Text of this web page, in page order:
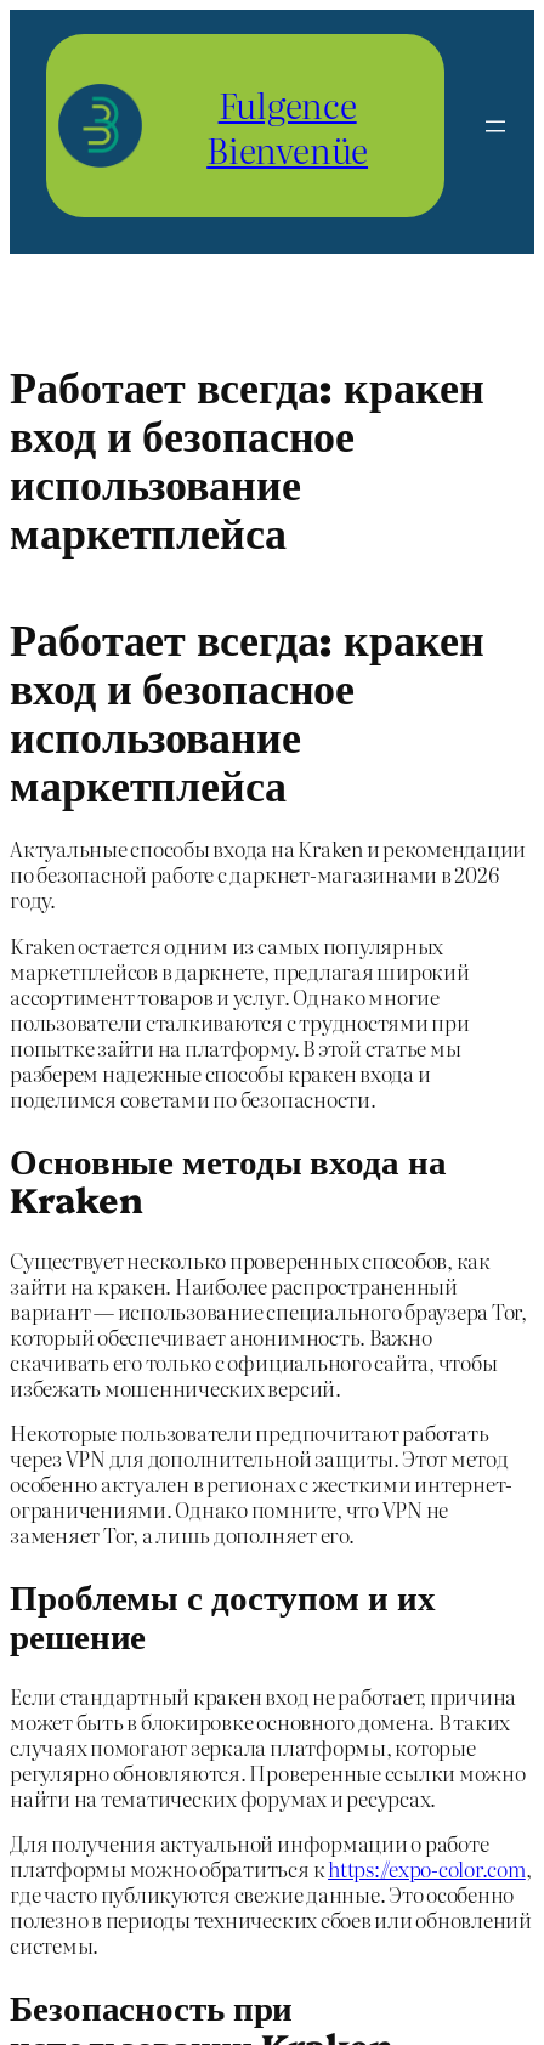
contenu
Fulgence
Bienvenüe
Работает всегда: кракен
вход и безопасное
использование
маркетплейса
Работает всегда: кракен
вход и безопасное
использование
маркетплейса
Актуальные способы входа на Kraken и рекомендации
по безопасной работе с даркнет-магазинами в 2026
году.
Kraken остается одним из самых популярных
маркетплейсов в даркнете, предлагая широкий
ассортимент товаров и услуг. Однако многие
пользователи сталкиваются с трудностями при
попытке зайти на платформу. В этой статье мы
разберем надежные способы кракен входа и
поделимся советами по безопасности.
Основные методы входа на
Kraken
Существует несколько проверенных способов, как
зайти на кракен. Наиболее распространенный
вариант — использование специального браузера Tor,
который обеспечивает анонимность. Важно
скачивать его только с официального сайта, чтобы
избежать мошеннических версий.
Некоторые пользователи предпочитают работать
через VPN для дополнительной защиты. Этот метод
особенно актуален в регионах с жесткими интернет-
ограничениями. Однако помните, что VPN не
заменяет Tor, а лишь дополняет его.
Проблемы с доступом и их
решение
Если стандартный кракен вход не работает, причина
может быть в блокировке основного домена. В таких
случаях помогают зеркала платформы, которые
регулярно обновляются. Проверенные ссылки можно
найти на тематических форумах и ресурсах.
Для получения актуальной информации о работе
платформы можно обратиться кhttps://expo-color.com,
где часто публикуются свежие данные. Это особенно
полезно в периоды технических сбоев или обновлений
системы.
Безопасность при